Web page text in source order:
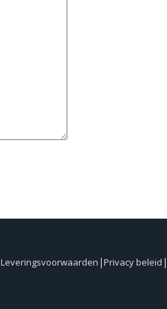
Leveringsvoorwaarden Privacy beleid